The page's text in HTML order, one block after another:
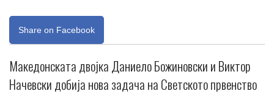
Share on Facebook
Македонската двојка Даниело Божиновски и Виктор
Начевски добија нова задача на Светското првенство